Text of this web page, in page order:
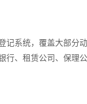
系统，覆盖大部分
、租赁公司、保